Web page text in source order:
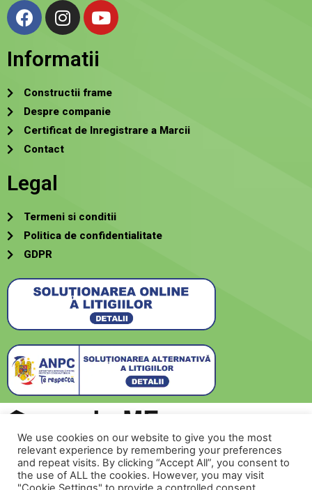
Informatii
Constructii frame
Despre companie
Certificat de Inregistrare a Marcii
Contact
Legal
Termeni si conditii
Politica de confidentialitate
GDPR
Creat deSecurMeNow
We use cookies on our website to give you the most
relevant experience by remembering your preferences
and repeat visits. By clicking “Accept All”, you consent to
the use of ALL the cookies. However, you may visit